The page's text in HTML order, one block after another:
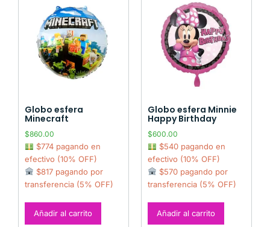
Globo esfera
Minecraft
$860.00
$774 pagando en
efectivo (10% OFF)
$817 pagando por
transferencia (5% OFF)
Añadir al carrito
Globo esfera Minnie
Happy Birthday
$600.00
$540 pagando en
efectivo (10% OFF)
$570 pagando por
transferencia (5% OFF)
Añadir al carrito